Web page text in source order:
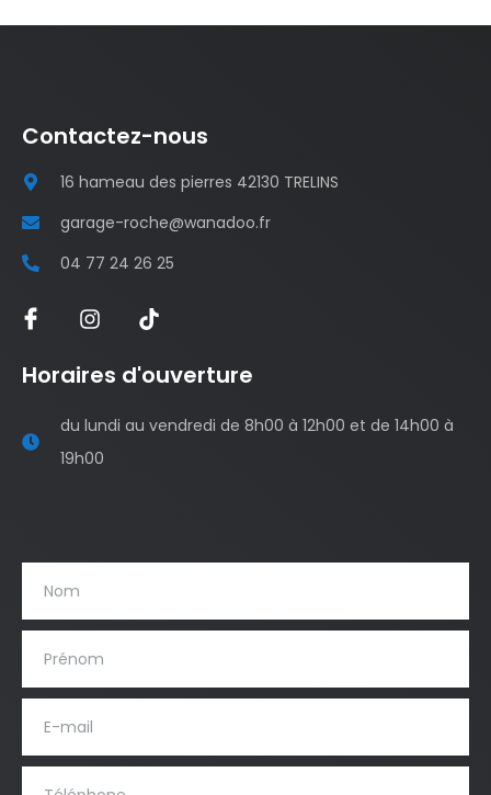
Contactez-nous
16 hameau des pierres 42130 TRELINS
garage-roche@wanadoo.fr
04 77 24 26 25
Horaires d'ouverture
du lundi au vendredi de 8h00 à 12h00 et de 14h00 à
19h00